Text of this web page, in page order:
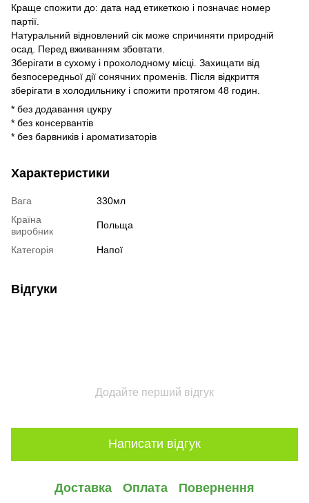
Краще спожити до: дата над етикеткою і позначає номер
партії.
Натуральний відновлений сік може спричиняти природній
осад. Перед вживанням збовтати.
Зберігати в сухому і прохолодному місці. Захищати від
безпосередньої дії сонячних променів. Після відкриття
зберігати в холодильнику і спожити протягом 48 годин.
* без додавання цукру
* без консервантів
* без барвників і ароматизаторів
Характеристики
Вага
330мл
Країна
виробник
Польща
Категорія Напої
Відгуки
Додайте перший відгук
Написати відгук
Доставка Оплата Повернення